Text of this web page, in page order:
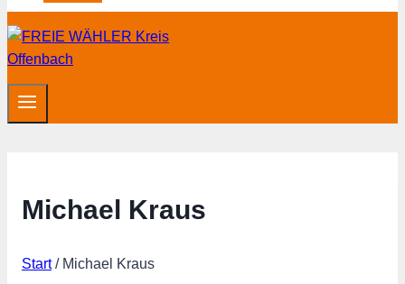
Michael Kraus
Start / Michael Kraus